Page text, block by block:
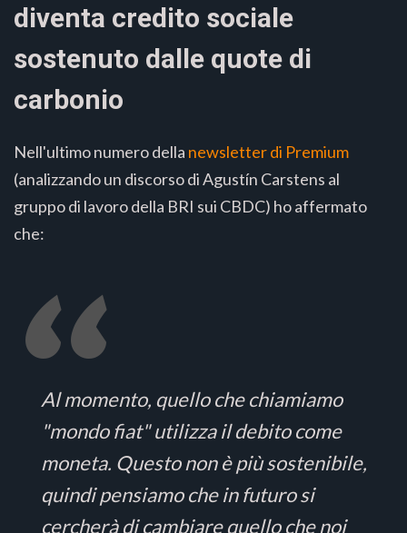
diventa credito sociale
sostenuto dalle quote di
carbonio
Nell'ultimo numero della newsletter di Premium
(analizzando un discorso di Agustín Carstens al
gruppo di lavoro della BRI sui CBDC) ho affermato
che:
Al momento, quello che chiamiamo
"mondo fiat" utilizza il debito come
moneta. Questo non è più sostenibile,
quindi pensiamo che in futuro si
cercherà di cambiare quello che noi